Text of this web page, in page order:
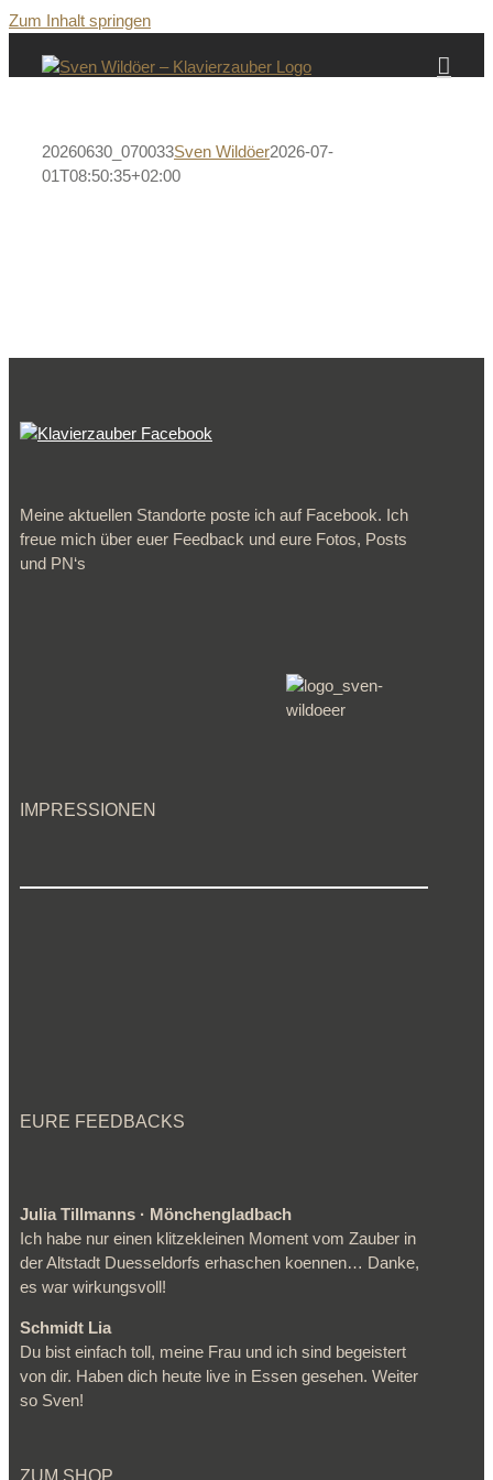
Zum Inhalt springen
20260630_070033Sven Wildöer2026-07-
01T08:50:35+02:00
Meine aktuellen Standorte poste ich auf Facebook. Ich
freue mich über euer Feedback und eure Fotos, Posts
und PN‘s
IMPRESSIONEN
EURE FEEDBACKS
Julia Tillmanns · Mönchengladbach
Ich habe nur einen klitzekleinen Moment vom Zauber in
der Altstadt Duesseldorfs erhaschen koennen… Danke,
es war wirkungsvoll!
Schmidt Lia
Du bist einfach toll, meine Frau und ich sind begeistert
von dir. Haben dich heute live in Essen gesehen. Weiter
so Sven!
ZUM SHOP